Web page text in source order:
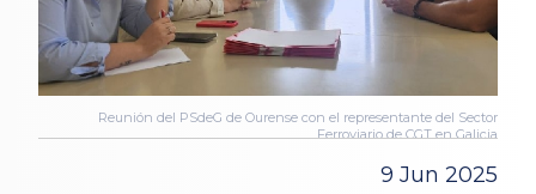
Reunión del PSdeG de Ourense con el representante del Sector
Ferroviario de CGT en Galicia
9 Jun 2025